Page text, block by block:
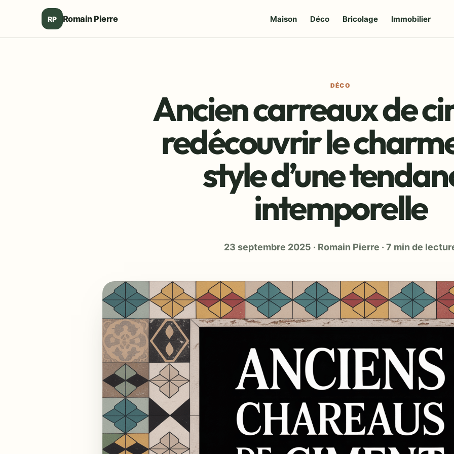
RP Romain Pierre Maison Déco Bricolage Immobilier
DÉCO
Ancien carreaux de
redécouvrir le
style d’une
intemporelle
23 septembre 2025 · Romain Pierre · 7 min de